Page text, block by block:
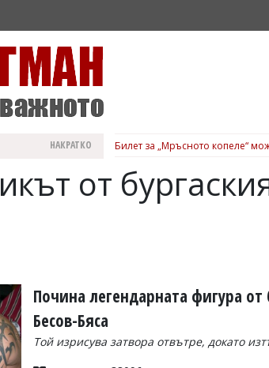
НАКРАТКО Билет за „Мръсното копеле“
от
Почина легендарната фигура
Бесов-Бяса
Той изрисува затвора отвътре, докато